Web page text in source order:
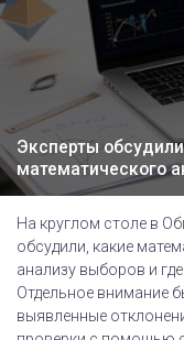
Эксперты
математического
На круглом столе в
обсудили, какие
анализу выборов и
Отдельное внимание
выявленные